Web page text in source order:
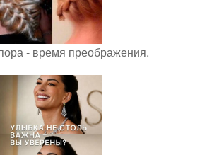
- время преображения.